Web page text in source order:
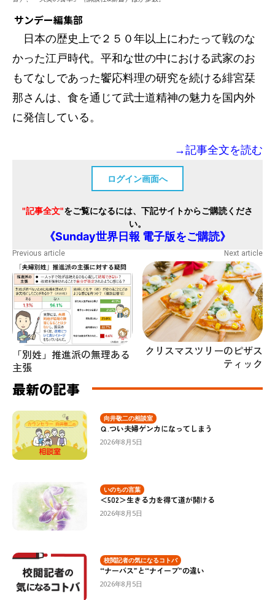
サンデー編集部
日本の歴史上で２５０年以上にわたって戦のな
かった江戸時代。平和な世の中における武家のお
もてなしであった饗応料理の研究を続ける緋宮栞
那さんは、食を通じて武士道精神の魅力を国内外
に発信している。
→記事全文を読む
ログイン画面へ
"記事全文"をご覧になるには、下記サイトからご購読くださ
い。
《Sunday世界日報 電子版をご購読》
Previous article
「別姓」推進派の無理ある
主張
Next article
クリスマスツリーのピザス
ティック
最新の記事
向井敬二の相談室
Ｑ.つい夫婦ゲンカになってしまう
2026年8月5日
いのちの言葉
＜502＞生きる力を得て道が開ける
2026年8月5日
校閲記者の気になるコトバ
“ナーバス”と“ナイーブ”の違い
2026年8月5日